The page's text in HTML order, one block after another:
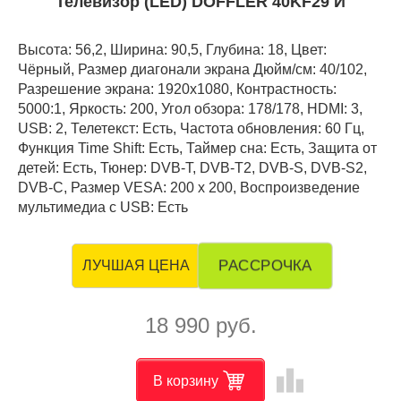
Высота: 56,2, Ширина: 90,5, Глубина: 18, Цвет:
Чёрный, Размер диагонали экрана Дюйм/см: 40/102,
Разрешение экрана: 1920x1080, Контрастность:
5000:1, Яркость: 200, Угол обзора: 178/178, HDMI: 3,
USB: 2, Телетекст: Есть, Частота обновления: 60 Гц,
Функция Time Shift: Есть, Таймер сна: Есть, Защита от
детей: Есть, Тюнер: DVB-T, DVB-T2, DVB-S, DVB-S2,
DVB-C, Размер VESA: 200 х 200, Воспроизведение
мультимедиа с USB: Есть
ЛУЧШАЯ ЦЕНА РАССРОЧКА
18 990 руб.
В корзину leaderboard